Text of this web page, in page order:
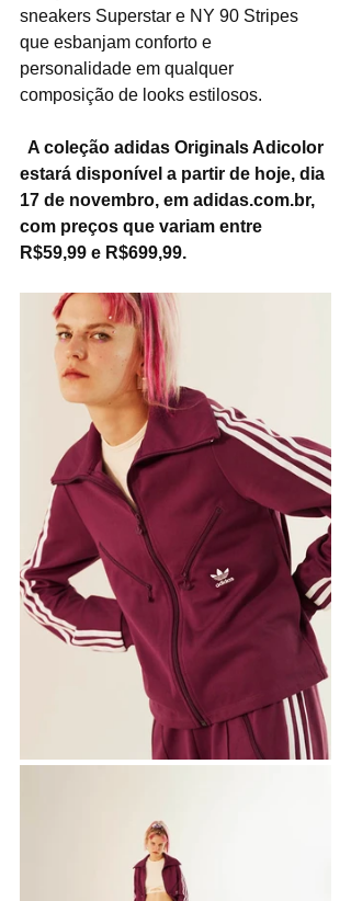
sneakers Superstar e NY 90 Stripes
que esbanjam conforto e
personalidade em qualquer
composição de looks estilosos.
A coleção adidas Originals Adicolor
estará disponível a partir de hoje, dia
17 de novembro, em adidas.com.br,
com preços que variam entre
R$59,99 e R$699,99.